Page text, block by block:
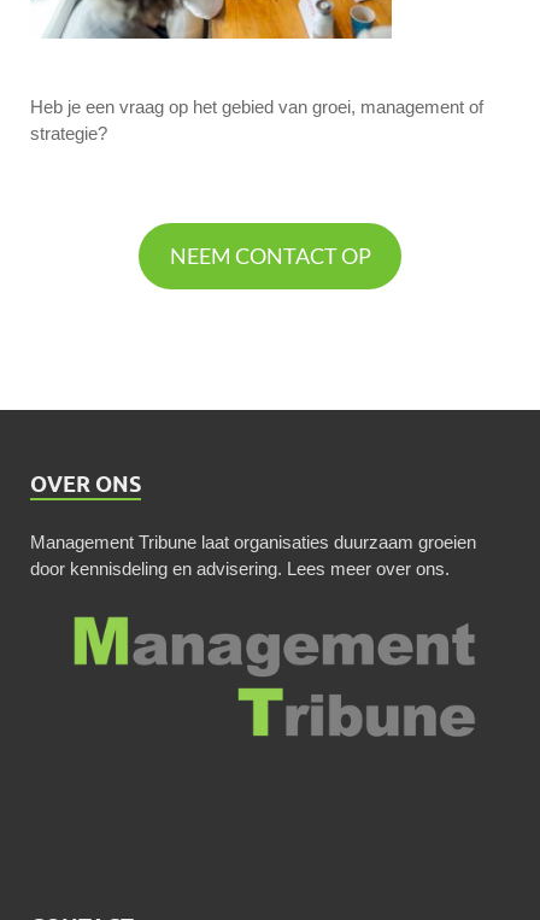
Heb je een vraag op het gebied van groei, management of
strategie?
NEEM CONTACT OP
OVER ONS
Management Tribune laat organisaties duurzaam groeien
door kennisdeling en advisering. Lees meer over ons.